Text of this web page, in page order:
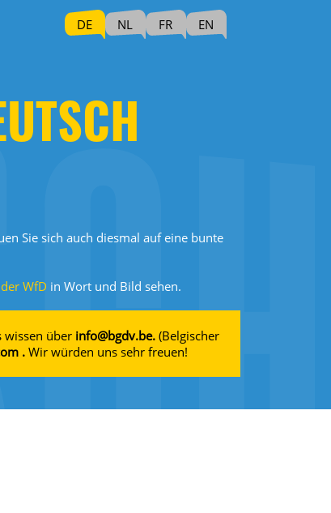
DE NL FR EN
Sie sich auch diesmal auf eine bunte
WfD in Wort und Bild sehen.
wissen über info@bgdv.be.(Belgischer
. Wir würden uns sehr freuen!